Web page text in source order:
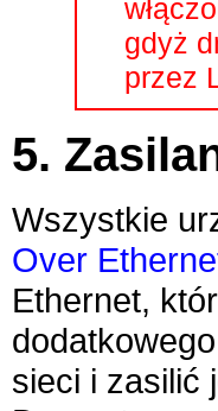
gdyż
przez
5.
Wszystkie
Over
Ethernet,
sieci i zasilić